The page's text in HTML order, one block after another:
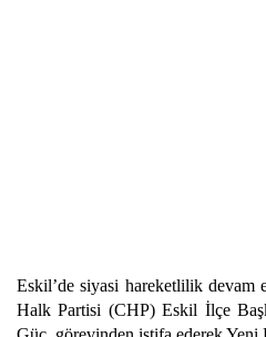
Eskil’de siyasi hareketlilik devam
Halk Partisi (CHP) Eskil İlçe